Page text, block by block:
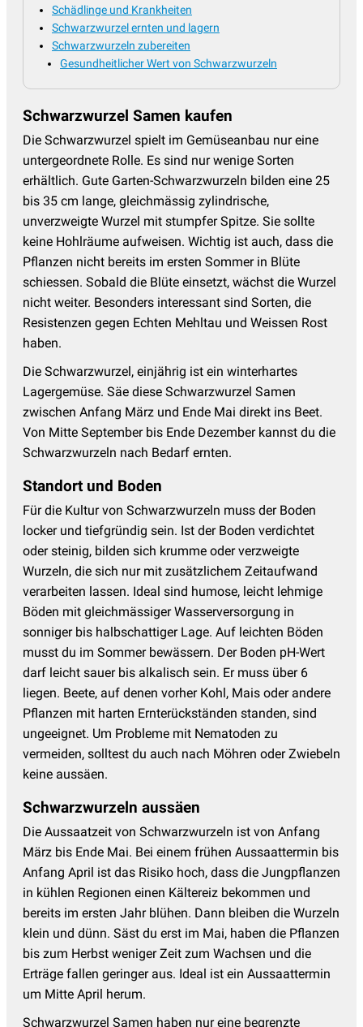
Schädlinge und Krankheiten
Schwarzwurzel ernten und lagern
Schwarzwurzeln zubereiten
Gesundheitlicher Wert von Schwarzwurzeln
Schwarzwurzel Samen kaufen
Die Schwarzwurzel spielt im Gemüseanbau nur eine
untergeordnete Rolle. Es sind nur wenige Sorten
erhältlich. Gute Garten-Schwarzwurzeln bilden eine 25
bis 35 cm lange, gleichmässig zylindrische,
unverzweigte Wurzel mit stumpfer Spitze. Sie sollte
keine Hohlräume aufweisen. Wichtig ist auch, dass die
Pflanzen nicht bereits im ersten Sommer in Blüte
schiessen. Sobald die Blüte einsetzt, wächst die Wurzel
nicht weiter. Besonders interessant sind Sorten, die
Resistenzen gegen Echten Mehltau und Weissen Rost
haben.
Die Schwarzwurzel, einjährig ist ein winterhartes
Lagergemüse. Säe diese Schwarzwurzel Samen
zwischen Anfang März und Ende Mai direkt ins Beet.
Von Mitte September bis Ende Dezember kannst du die
Schwarzwurzeln nach Bedarf ernten.
Standort und Boden
Für die Kultur von Schwarzwurzeln muss der Boden
locker und tiefgründig sein. Ist der Boden verdichtet
oder steinig, bilden sich krumme oder verzweigte
Wurzeln, die sich nur mit zusätzlichem Zeitaufwand
verarbeiten lassen. Ideal sind humose, leicht lehmige
Böden mit gleichmässiger Wasserversorgung in
sonniger bis halbschattiger Lage. Auf leichten Böden
musst du im Sommer bewässern. Der Boden pH-Wert
darf leicht sauer bis alkalisch sein. Er muss über 6
liegen. Beete, auf denen vorher Kohl, Mais oder andere
Pflanzen mit harten Ernterückständen standen, sind
ungeeignet. Um Probleme mit Nematoden zu
vermeiden, solltest du auch nach Möhren oder Zwiebeln
keine aussäen.
Schwarzwurzeln aussäen
Die Aussaatzeit von Schwarzwurzeln ist von Anfang
März bis Ende Mai. Bei einem frühen Aussaattermin bis
Anfang April ist das Risiko hoch, dass die Jungpflanzen
in kühlen Regionen einen Kältereiz bekommen und
bereits im ersten Jahr blühen. Dann bleiben die Wurzeln
klein und dünn. Säst du erst im Mai, haben die Pflanzen
bis zum Herbst weniger Zeit zum Wachsen und die
Erträge fallen geringer aus. Ideal ist ein Aussaattermin
um Mitte April herum.
Schwarzwurzel Samen haben nur eine begrenzte